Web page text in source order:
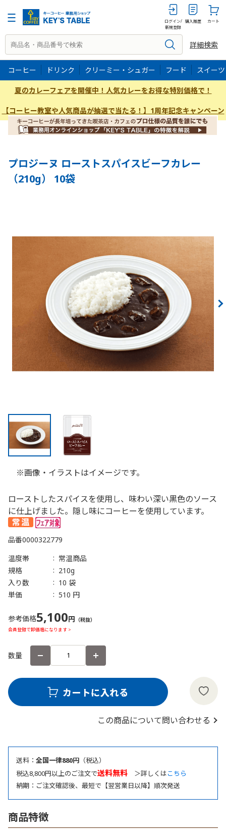
ログイン/
新規登録
購入履歴 カート
詳細検索
コーヒー ドリンク クリーミー・シュガー フード スイーツ
夏のカレーフェアを開催中！人気カレーをお得な特別価格で！
【コーヒー教室や人気商品が抽選で当たる！】1周年記念キャンペーン
プロジーヌ ローストスパイスビーフカレー
（210g） 10袋
※画像・イラストはイメージです。
ローストしたスパイスを使用し、味わい深い黒色のソース
に仕上げました。隠し味にコーヒーを使用しています。
品番0000322779
温度帯
常温商品
規格
210g
入り数
10 袋
単価
510 円
参考価格5,100円 （税抜）
会員登録で卸価格になります >
数量
この商品について問い合わせる
送料： 全国一律880円 （税込）
税込8,800円以上のご注文で送料無料 ＞詳しくはこちら
納期：ご注文確認後、最短で【翌営業日以降】順次発送
商品特徴